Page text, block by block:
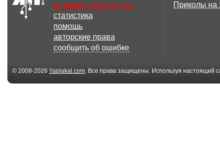
размещение рекламы
статистика
помощь
авторские права
сообщить об ошибке
Приколы
© 2008-2026 Yaplakal.com. Все права защищены. Используя настоящий